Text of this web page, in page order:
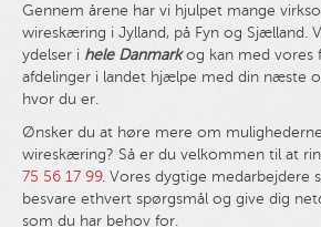
Gennem årene har vi hjulpet mange
wireskæring i Jylland, på Fyn og Sjælland.
ydelser i hele Danmarkog kan med vores
afdelinger i landet hjælpe med din næste
hvor du er.
Ønsker du at høre mere om
wireskæring? Så er du velkommen til at
75 56 17 99. Vores dygtige medarbejdere
besvare ethvert spørgsmål og give dig
som du har behov for.